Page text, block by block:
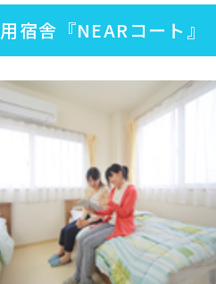
宿舎『NEARコート』